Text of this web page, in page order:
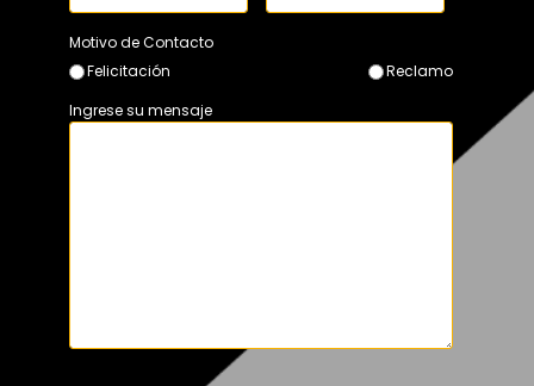
Motivo de Contacto
Felicitación
Reclamo
Ingrese su mensaje